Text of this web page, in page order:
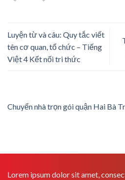
Luyện từ và câu: Quy tắc viết
tên cơ quan, tổ chức – Tiếng
Việt 4 Kết nối tri thức
Chuyển nhà trọn gói quận Hai Bà
Lorem ipsum dolor sit amet,